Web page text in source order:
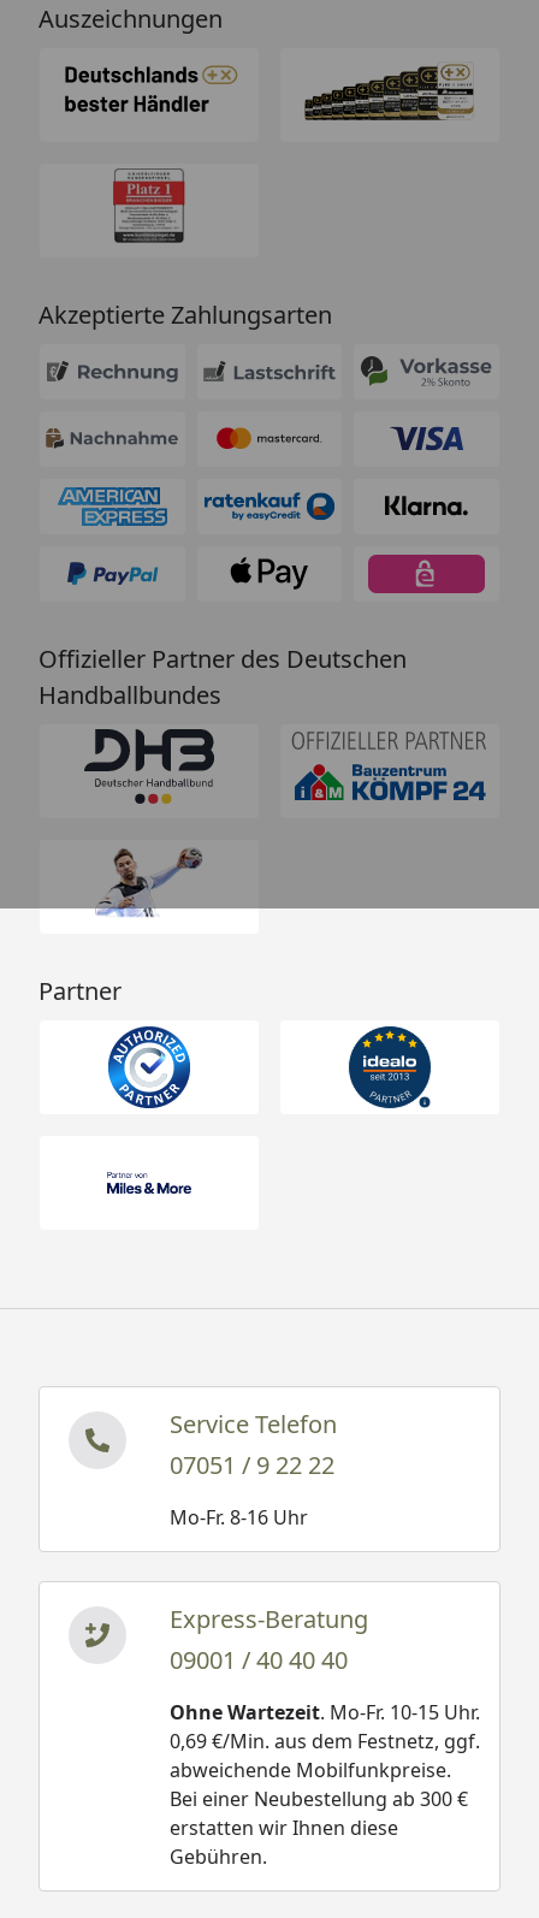
Auszeichnungen
Akzeptierte Zahlungsarten
Offizieller Partner des Deutschen
Handballbundes
Partner
Service Telefon
07051 / 9 22 22
Mo-Fr. 8-16 Uhr
Express-Beratung
09001 / 40 40 40
Ohne Wartezeit. Mo-Fr. 10-15 Uhr.
0,69 €/Min. aus dem Festnetz, ggf.
abweichende Mobilfunkpreise.
Bei einer Neubestellung ab 300 €
erstatten wir Ihnen diese
Gebühren.